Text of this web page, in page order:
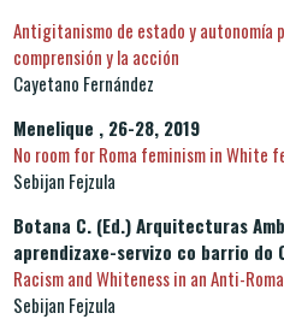
Antigitanismo de estado y autonomía
comprensión y la acción
Cayetano Fernández
Menelique , 26-28, 2019
No room for Roma feminism in White
Sebijan Fejzula
Botana C. (Ed.) Arquitecturas
aprendizaxe-servizo co barrio do
Racism and Whiteness in an Anti-
Sebijan Fejzula